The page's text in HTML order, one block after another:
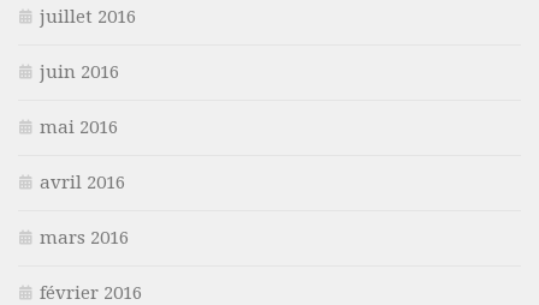
juillet 2016
juin 2016
mai 2016
avril 2016
mars 2016
février 2016